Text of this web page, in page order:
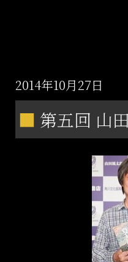
2014年10月27日
■ 第五回 山